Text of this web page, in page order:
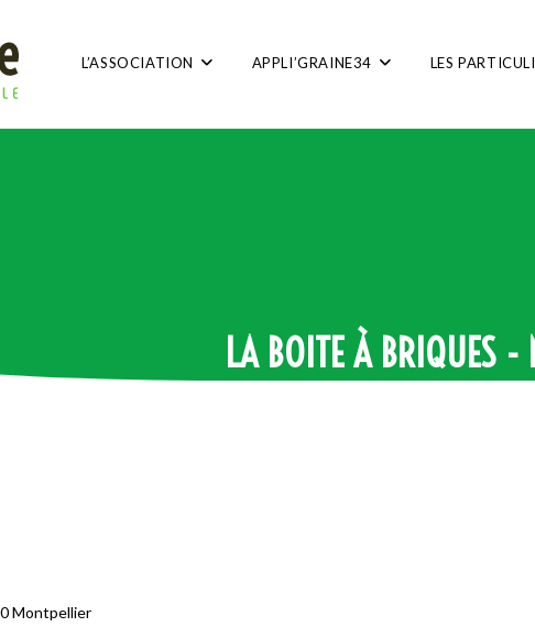
L’ASSOCIATION APPLI’GRAINE34 LES
LA BOITE À BRIQUES -
Montpellier